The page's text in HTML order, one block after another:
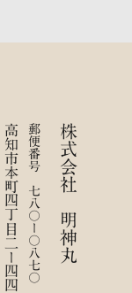
株式会社 明神丸
郵便番号 七八〇ー〇八七〇
高知市本町四丁目二ー四四